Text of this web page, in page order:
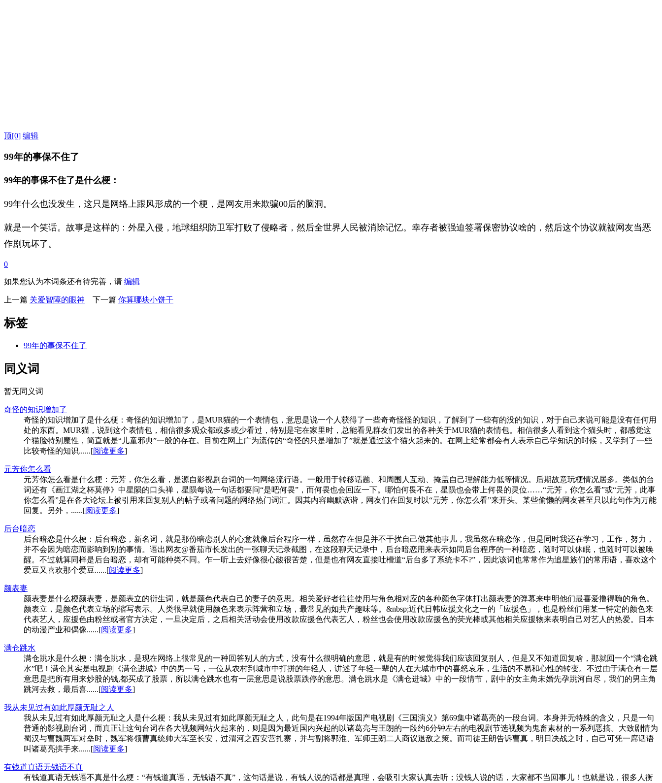
顶[0] 编辑
99年的事保不住了
99年的事保不住了是什么梗：
99年什么也没发生，这只是网络上跟风形成的一个梗，是网友用来欺骗00后的脑洞。
就是一个笑话。故事是这样的：外星入侵，地球组织防卫军打败了侵略者，然后全世界人民被消除记忆。幸存者被强迫签署保密协议啥的，然后这个协议就被网友当恶
作剧玩坏了。
0
如果您认为本词条还有待完善，请 编辑
上一篇 关爱智障的眼神 下一篇 你算哪块小饼干
标签
99年的事保不住了
同义词
暂无同义词
奇怪的知识增加了
奇怪的知识增加了是什么梗：奇怪的知识增加了，是MUR猫的一个表情包，意思是说一个人获得了一些奇奇怪怪的知识，了解到了一些有的没的知识，对于自己来说可能是没有任何用
处的东西。MUR猫，说到这个表情包，相信很多观众都或多或少看过，特别是宅在家里时，总能看见群友们发出的各种关于MUR猫的表情包。相信很多人看到这个猫头时，都感觉这
个猫脸特别魔性，简直就是“儿童邪典”一般的存在。目前在网上广为流传的“奇怪的只是增加了”就是通过这个猫火起来的。在网上经常都会有人表示自己学知识的时候，又学到了一些
比较奇怪的知识......[阅读更多]
元芳你怎么看
元芳你怎么看是什么梗：元芳，你怎么看，是源自影视剧台词的一句网络流行语。一般用于转移话题、和周围人互动、掩盖自己理解能力低等情况。后期故意玩梗情况居多。类似的台
词还有《画江湖之杯莫停》中星陨的口头禅，星陨每说一句话都要问“是吧何畏”，而何畏也会回应一下。哪怕何畏不在，星陨也会带上何畏的灵位……“元芳，你怎么看”或“元芳，此事
你怎么看”是在各大论坛上被引用来回复别人的帖子或者问题的网络热门词汇。因其内容幽默诙谐，网友们在回复时以“元芳，你怎么看”来开头。某些偷懒的网友甚至只以此句作为万能
回复。另外，......[阅读更多]
后台暗恋
后台暗恋是什么梗：后台暗恋，新名词，就是那份暗恋别人的心意就像后台程序一样，虽然存在但是并不干扰自己做其他事儿，我虽然在暗恋你，但是同时我还在学习，工作，努力，
并不会因为暗恋而影响到别的事情。语出网友@番茄市长发出的一张聊天记录截图，在这段聊天记录中，后台暗恋用来表示如同后台程序的一种暗恋，随时可以休眠，也随时可以被唤
醒。不过就算同样是后台暗恋，却有可能种类不同。乍一听上去好像很心酸很苦楚，但是也有网友直接吐槽道“后台多了系统卡不?”，因此该词也常常作为追星族们的常用语，喜欢这个
爱豆又喜欢那个爱豆......[阅读更多]
颜表妻
颜表妻是什么梗颜表妻，是颜表立的衍生词，就是颜色代表自己的妻子的意思。相关爱好者往往使用与角色相对应的各种颜色字体打出颜表妻的弹幕来申明他们最喜爱撸得嗨的角色。
颜表立，是颜色代表立场的缩写表示。人类很早就使用颜色来表示阵营和立场，最常见的如共产趣味等。&nbsp;近代日韩应援文化之一的「应援色」，也是粉丝们用某一特定的颜色来
代表艺人，应援色由粉丝或者官方决定，一旦决定后，之后相关活动会使用改款应援色代表艺人，粉丝也会使用改款应援色的荧光棒或其他相关应援物来表明自己对艺人的热爱。日本
的动漫产业和偶像......[阅读更多]
满仓跳水
满仓跳水是什么梗：满仓跳水，是现在网络上很常见的一种回答别人的方式，没有什么很明确的意思，就是有的时候觉得我们应该回复别人，但是又不知道回复啥，那就回一个“满仓跳
水”吧！满仓其实是电视剧《满仓进城》中的男一号，一位从农村到城市中打拼的年轻人，讲述了年轻一辈的人在大城市中的喜怒哀乐，生活的不易和心性的转变。不过由于满仓有一层
意思是把所有用来炒股的钱,都买成了股票，所以满仓跳水也有一层意思是说股票跌停的意思。满仓跳水是《满仓进城》中的一段情节，剧中的女主角未婚先孕跳河自尽，我们的男主角
跳河去救，最后喜......[阅读更多]
我从未见过有如此厚颜无耻之人
我从未见过有如此厚颜无耻之人是什么梗：我从未见过有如此厚颜无耻之人，此句是在1994年版国产电视剧《三国演义》第69集中诸葛亮的一段台词。本身并无特殊的含义，只是一句
普通的影视剧台词，而真正让这句台词在各大视频网站火起来的，则是因为最近国内兴起的以诸葛亮与王朗的一段约6分钟左右的电视剧节选视频为鬼畜素材的一系列恶搞。大致剧情为
蜀汉与曹魏两军对垒时，魏军将领曹真统帅大军至长安，过渭河之西安营扎寨，并与副将郭淮、军师王朗二人商议退敌之策。而司徒王朗告诉曹真，明日决战之时，自己可凭一席话语
叫诸葛亮拱手来......[阅读更多]
有钱道真语无钱语不真
有钱道真语无钱语不真是什么梗：“有钱道真语，无钱语不真”，这句话是说，有钱人说的话都是真理，会吸引大家认真去听；没钱人说的话，大家都不当回事儿！也就是说，很多人衡